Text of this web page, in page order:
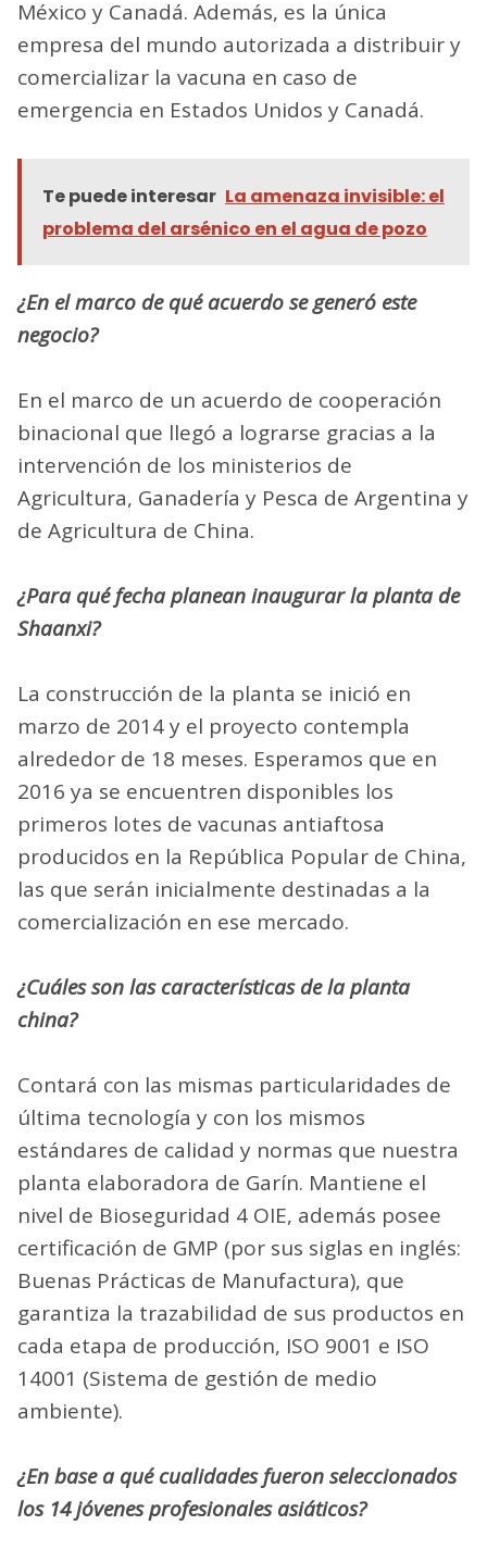
México y Canadá. Además, es la única
empresa del mundo autorizada a distribuir y
comercializar la vacuna en caso de
emergencia en Estados Unidos y Canadá.
Te puede interesar La amenaza invisible: el
problema del arsénico en el agua de pozo
¿En el marco de qué acuerdo se generó este
negocio?
En el marco de un acuerdo de cooperación
binacional que llegó a lograrse gracias a la
intervención de los ministerios de
Agricultura, Ganadería y Pesca de Argentina y
de Agricultura de China.
¿Para qué fecha planean inaugurar la planta de
Shaanxi?
La construcción de la planta se inició en
marzo de 2014 y el proyecto contempla
alrededor de 18 meses. Esperamos que en
2016 ya se encuentren disponibles los
primeros lotes de vacunas antiaftosa
producidos en la República Popular de China,
las que serán inicialmente destinadas a la
comercialización en ese mercado.
¿Cuáles son las características de la planta
china?
Contará con las mismas particularidades de
última tecnología y con los mismos
estándares de calidad y normas que nuestra
planta elaboradora de Garín. Mantiene el
nivel de Bioseguridad 4 OIE, además posee
certificación de GMP (por sus siglas en inglés:
Buenas Prácticas de Manufactura), que
garantiza la trazabilidad de sus productos en
cada etapa de producción, ISO 9001 e ISO
14001 (Sistema de gestión de medio
ambiente).
¿En base a qué cualidades fueron seleccionados
los 14 jóvenes profesionales asiáticos?